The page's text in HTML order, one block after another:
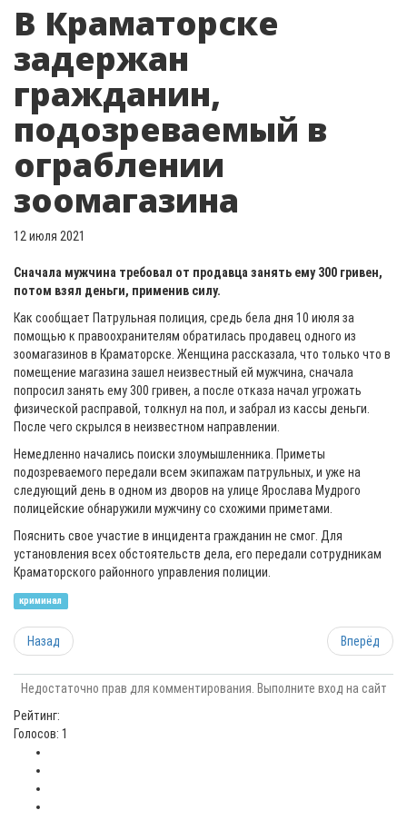
В Краматорске
задержан
гражданин,
подозреваемый в
ограблении
зоомагазина
12 июля 2021
Сначала мужчина требовал от продавца занять ему 300 гривен,
потом взял деньги, применив силу.
Как сообщает Патрульная полиция, средь бела дня 10 июля за
помощью к правоохранителям обратилась продавец одного из
зоомагазинов в Краматорске. Женщина рассказала, что только что в
помещение магазина зашел неизвестный ей мужчина, сначала
попросил занять ему 300 гривен, а после отказа начал угрожать
физической расправой, толкнул на пол, и забрал из кассы деньги.
После чего скрылся в неизвестном направлении.
Немедленно начались поиски злоумышленника. Приметы
подозреваемого передали всем экипажам патрульных, и уже на
следующий день в одном из дворов на улице Ярослава Мудрого
полицейские обнаружили мужчину со схожими приметами.
Пояснить свое участие в инцидента гражданин не смог. Для
установления всех обстоятельств дела, его передали сотрудникам
Краматорского районного управления полиции.
криминал
Назад Вперёд
Недостаточно прав для комментирования. Выполните вход на сайт
Рейтинг:
Голосов: 1